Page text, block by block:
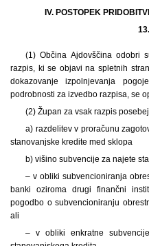
IV. POSTOPEK
(1) Občina Ajdovščina odobri
razpis, ki se objavi na spletnih
dokazovanje izpolnjevanja
podrobnosti za izvedbo razpisa, se
(2) Župan za vsak razpis
a) razdelitev v proračunu
stanovanjske kredite med sklopa
b) višino subvencije za najete
– v obliki subvencioniranja
banki oziroma drugi finančni
pogodbo o subvencioniranju
ali
– v obliki enkratne